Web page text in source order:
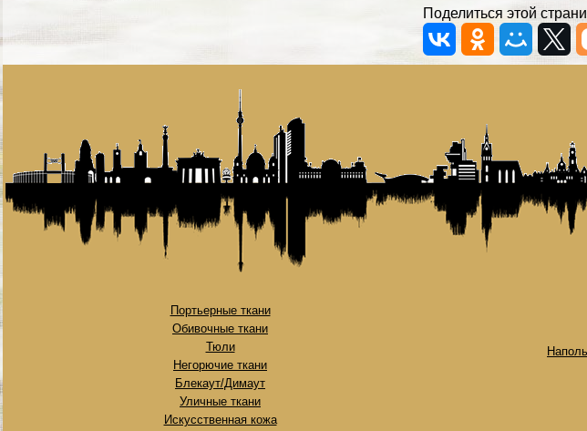
Поделиться этой
Портьерные ткани
Обивочные ткани
Тюли
Негорючие ткани
Блекаут/Димаут
Уличные ткани
Искусственная кожа